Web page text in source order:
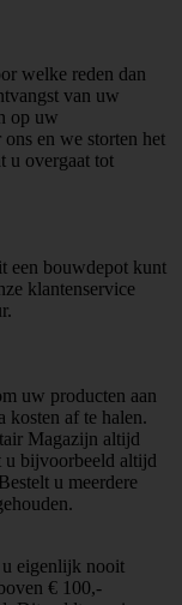
welke reden dan
van uw
op uw
en we storten het
u overgaat tot
een bouwdepot kunt
klantenservice
uw producten aan
kosten af te halen.
Magazijn altijd
u bijvoorbeeld altijd
u meerdere
u eigenlijk nooit
€ 100,-